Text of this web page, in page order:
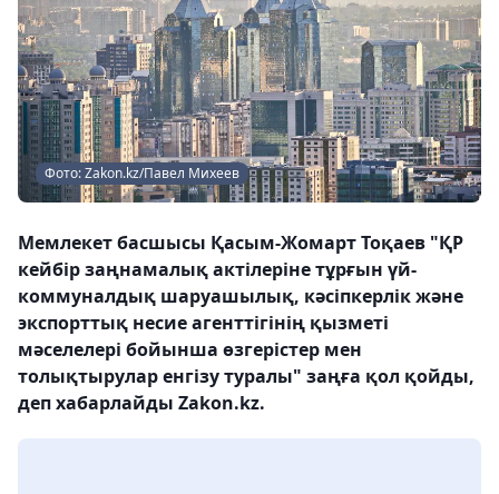
Фото: Zakon.kz/Павел Михеев
Мемлекет басшысы Қасым-Жомарт Тоқаев "ҚР
кейбір заңнамалық актілеріне тұрғын үй-
коммуналдық шаруашылық, кәсіпкерлік және
экспорттық несие агенттігінің қызметі
мәселелері бойынша өзгерістер мен
толықтырулар енгізу туралы" заңға қол қойды,
деп хабарлайды Zakon.kz.